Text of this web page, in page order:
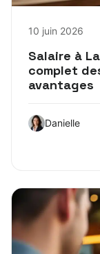
10 juin 2026
Salaire à
complet
avantages
Danielle